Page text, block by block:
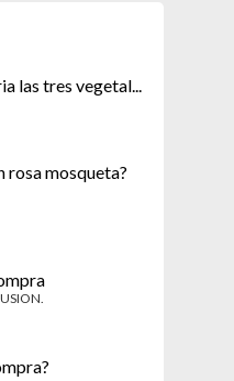
las tres vegetal...
rosa mosqueta?